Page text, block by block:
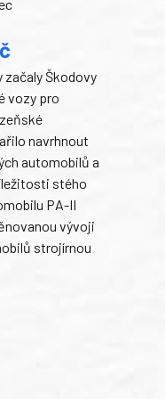
začaly Škodovy
vozy pro
navrhnout
automobilů a
stého
PA-II
vývoji
strojírnou